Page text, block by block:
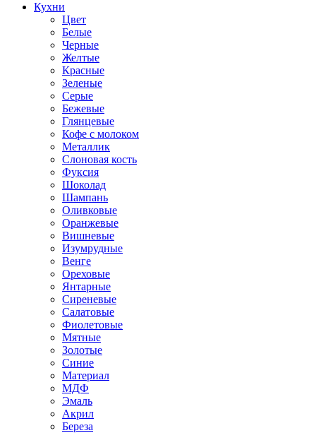
Кухни
Цвет
Белые
Черные
Желтые
Красные
Зеленые
Серые
Бежевые
Глянцевые
Кофе с молоком
Металлик
Слоновая кость
Фуксия
Шоколад
Шампань
Оливковые
Оранжевые
Вишневые
Изумрудные
Венге
Ореховые
Янтарные
Сиреневые
Салатовые
Фиолетовые
Мятные
Золотые
Синие
Материал
МДФ
Эмаль
Акрил
Береза